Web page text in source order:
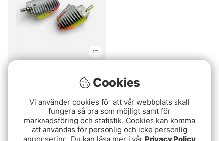
149 kr
Cookies
Vi använder cookies för att vår webbplats skall
fungera så bra som möjligt samt för
marknadsföring och statistik. Cookies kan komma
att användas för personlig och icke personlig
annonsering. Du kan läsa mer i vår Privacy Policy